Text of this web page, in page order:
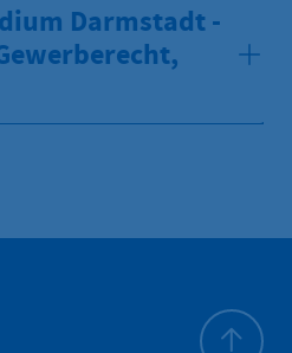
Darmstadt -